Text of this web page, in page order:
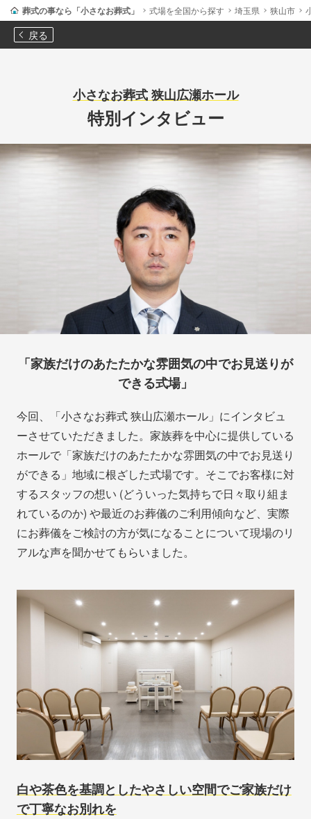
葬式の事なら「小さなお葬式」 式場を全国から探す 埼玉県 狭山市
戻る
小さなお葬式 狭山広瀬ホール
特別インタビュー
「家族だけのあたたかな雰囲気の中でお見送りが
できる式場」
今回、「小さなお葬式 狭山広瀬ホール」にインタビュ
ーさせていただきました。家族葬を中心に提供している
ホールで「家族だけのあたたかな雰囲気の中でお見送り
ができる」地域に根ざした式場です。そこでお客様に対
するスタッフの想い (どういった気持ちで日々取り組ま
れているのか) や最近のお葬儀のご利用傾向など、実際
にお葬儀をご検討の方が気になることについて現場のリ
アルな声を聞かせてもらいました。
白や茶色を基調としたやさしい空間でご家族だけ
で丁寧なお別れを